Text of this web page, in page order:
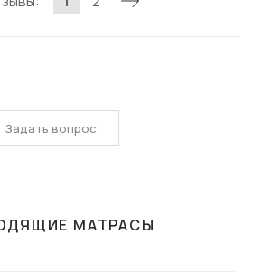
Задать вопрос
МАТРАСЫ